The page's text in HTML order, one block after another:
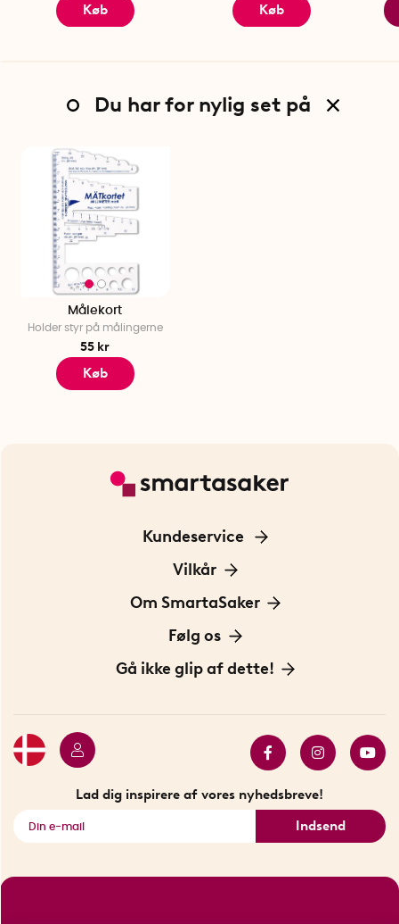
Køb Køb
Du har for nylig set på
Målekort
Holder styr på målingerne
55 kr
Køb
Kundeservice
Kontakt os
Vilkår
Information om cookies
Privatlivspolitik
Om SmartaSaker
Om os
Vores historie
Følg os
Opfindere
Gå ikke glip af dette!
Se alle smarte produkter
Lad dig inspirere af vores nyhedsbreve!
Indsend